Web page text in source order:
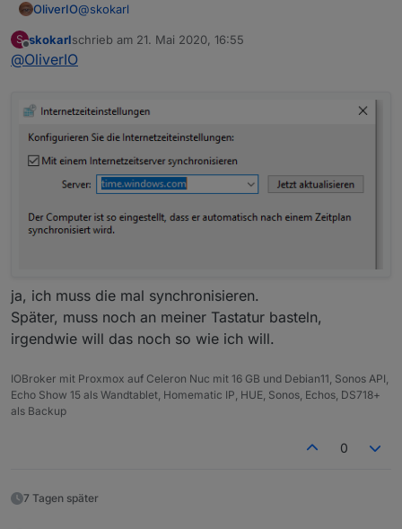
OliverIO@skokarl
für zeitservices kann man hier nachschauen.
der windowszeitserver manchmal nicht erreichbar ist.
S
Offline
skokarlschrieb am 21. Mai 2020, 16:55
zuletzt editiert von
@OliverIO
ja, ich muss die mal synchronisieren.
Später, muss noch an meiner Tastatur basteln,
irgendwie will das noch so wie ich will.
IOBroker mit Proxmox auf Celeron Nuc mit 16 GB und Debian11, Sonos API,
Echo Show 15 als Wandtablet, Homematic IP, HUE, Sonos, Echos, DS718+
als Backup
0
7 Tagen später